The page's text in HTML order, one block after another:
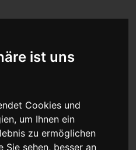
ist uns
Cookies und
um Ihnen ein
zu ermöglichen
Sie sehen, besser an
Ihr Interesse an
Datenschutz hat
Stellenwert für die
LLC ist
Angabe